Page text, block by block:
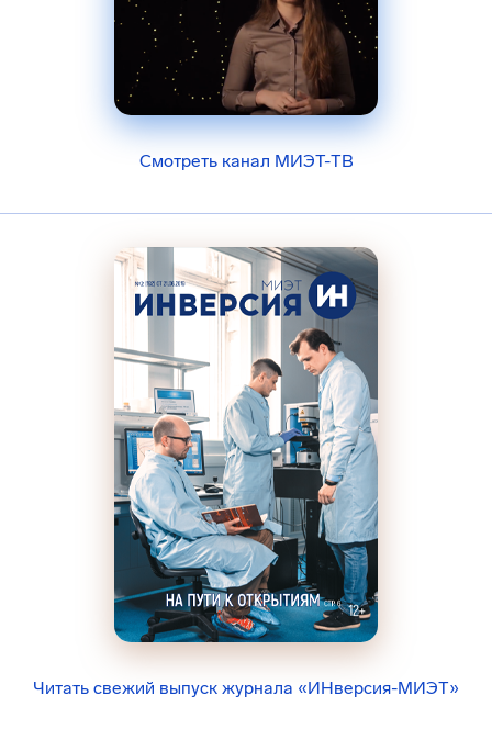
Смотреть канал МИЭТ-ТВ
Читать свежий выпуск журнала «ИНверсия-МИЭТ»